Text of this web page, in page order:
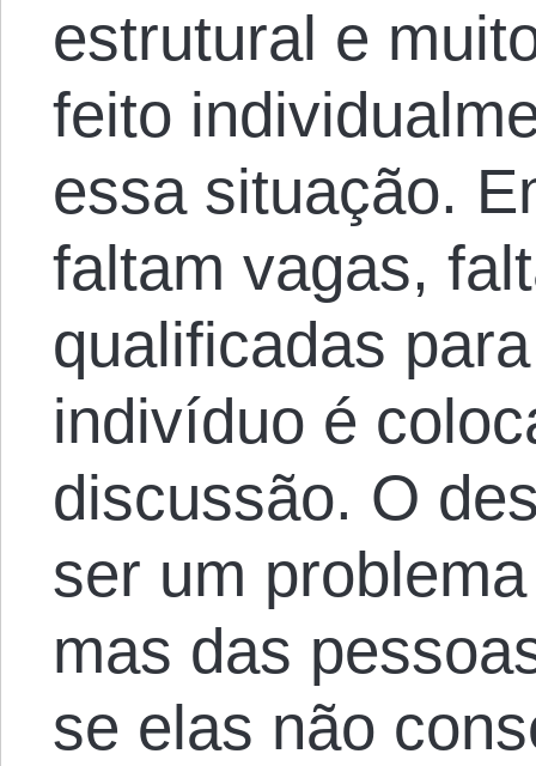
estrutural e
feito
essa situação.
faltam vagas,
qualificadas
indivíduo é
discussão. O
ser um
mas das
se elas não